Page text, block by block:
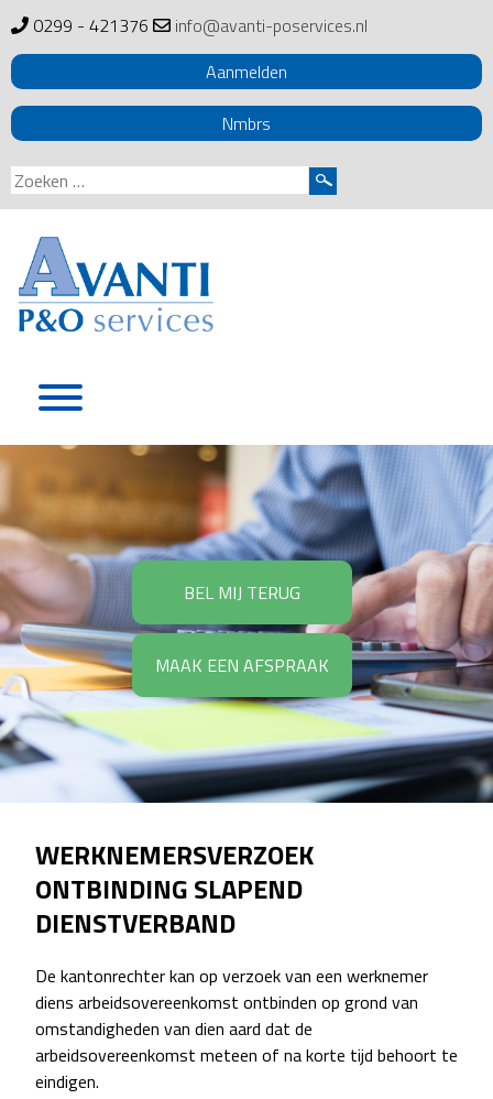
0299 - 421376
info@avanti-poservices.nl
Aanmelden
Nmbrs
Zoeken
naar:
BEL MIJ TERUG
MAAK EEN AFSPRAAK
WERKNEMERSVERZOEK
ONTBINDING SLAPEND
DIENSTVERBAND
De kantonrechter kan op verzoek van een werknemer
diens arbeidsovereenkomst ontbinden op grond van
omstandigheden van dien aard dat de
arbeidsovereenkomst meteen of na korte tijd behoort te
eindigen.